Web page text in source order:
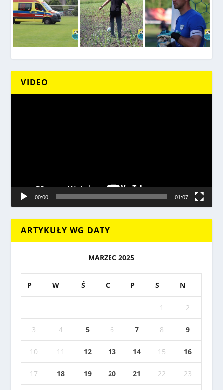
VIDEO
00:00 01:07
ARTYKUŁY WG DATY
MARZEC 2025
P W Ś C P S N
1 2
3 4 5 6 7 8 9
10 11 12 13 14 15 16
17 18 19 20 21 22 23